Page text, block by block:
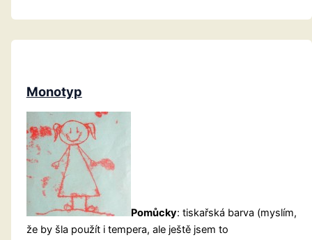
Monotyp
Pomůcky: tiskařská barva (myslím,
že by šla použít i tempera, ale ještě jsem to